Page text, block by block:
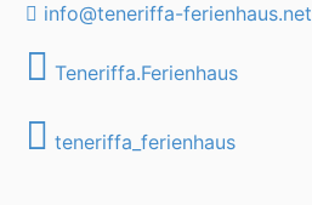
info@teneriffa-ferienhaus.net
Teneriffa.Ferienhaus
teneriffa_ferienhaus